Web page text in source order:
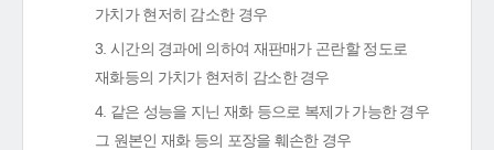
가치가 현저히 감소한 경우
3. 시간의 경과에 의하여 재판매가 곤란할 정도로
재화등의 가치가 현저히 감소한 경우
4. 같은 성능을 지닌 재화 등으로 복제가 가능한 경우
그 원본인 재화 등의 포장을 훼손한 경우